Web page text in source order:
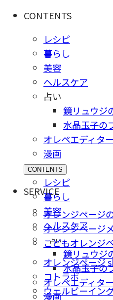
CONTENTS
レシピ
暮らし
美容
ヘルスケア
占い
鏡リュウジ
水晶玉子の
オレペエディター
漫画
CONTENTS
レシピ
暮らし
美容
ヘルスケア
占い
鏡リュウジ
水晶玉子の
オレペエディター
漫画
SERVICE
オレンジページ
オレンジページ
こどもオレンジ
オレンジページ
コトラボ
ウェルビーイン